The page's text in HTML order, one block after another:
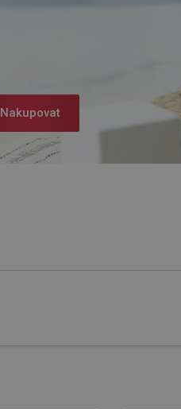
Nakupovat